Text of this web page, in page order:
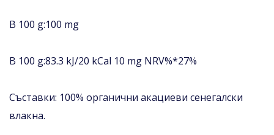
В 100 g:100 mg
В 100 g:83.3 kJ/20 kCal 10 mg NRV%*27%
Съставки: 100% органични акациеви сенегалски
влакна.